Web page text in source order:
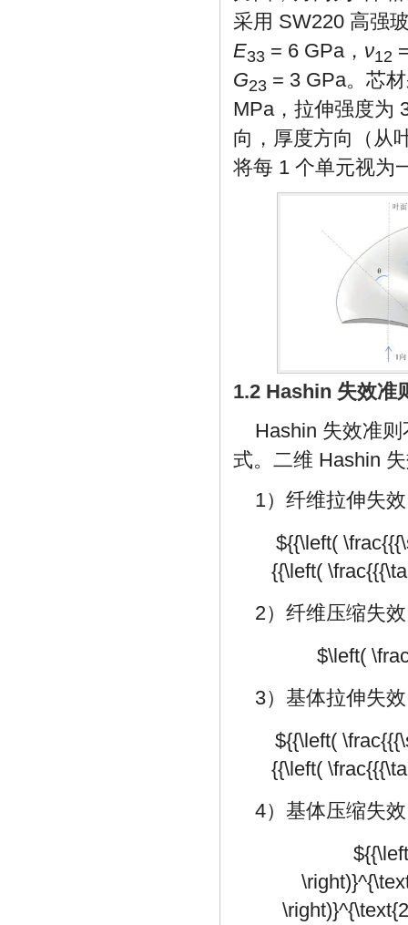
采用 SW220 高强
E33 = 6 GPa， ν12
G23 = 3 GPa。芯
MPa，拉伸强度为
向，厚度方向（从
将每 1 个单元视为
1.2 Hashin 失效准
Hashin 失效准
式。二维 Hashin
1）纤维拉伸失
${{\left(
{{\left(
2）纤维压缩失
$\left(
3）基体拉伸失
${{\left(
{{\left(
4）基体压缩失